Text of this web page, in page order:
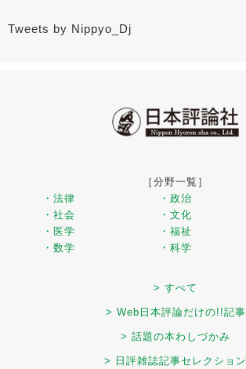
Tweets by Nippyo_Dj
［分野一覧］
・法律
・政治
・社会
・文化
・医学
・福祉
・数学
・科学
> すべて
> Web日本評論だけの!!記事
> 話題の本わしづかみ
> 日評雑誌記事セレクション